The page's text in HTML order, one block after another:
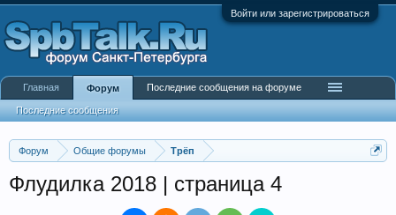
Войти или зарегистрироваться
Форум Общие форумы Трёп
Флудилка 2018 | страница 4
Главная Форум
Последние сообщения
Последние сообщения на форуме